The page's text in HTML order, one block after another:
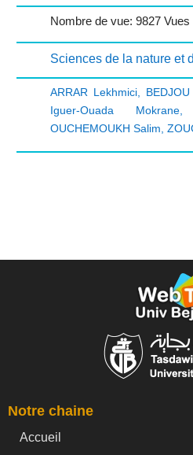
Nombre de vue: 9827 Vues
Sciences de la nature et
ARRAR Lekhmici,
Iguer-Ouada Mokrane
OUCHEMOUKH Salim
Notre chaine
Accueil